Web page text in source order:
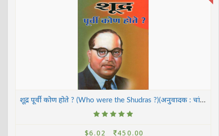
शूद्र पूर्वी कोण होते ? (Who were the Shudras ?)(अनुवादक : चांगदेव भ. खैरमोडे)
$6.02 450.00